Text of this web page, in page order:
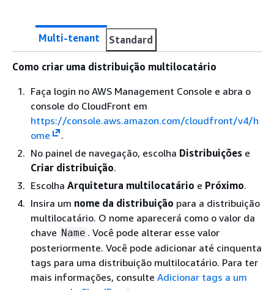
Multi-tenant Standard
Como criar uma distribuição multilocatário
Faça login no AWS Management Console e abra o
console do CloudFront em
https://console.aws.amazon.com/cloudfront/v4/h
ome
.
No painel de navegação, escolha Distribuições e
Criar distribuição.
Escolha Arquitetura multilocatário e Próximo.
Insira um nome da distribuição para a distribuição
multilocatário. O nome aparecerá como o valor da
chave Name . Você pode alterar esse valor
posteriormente. Você pode adicionar até cinquenta
tags para uma distribuição multilocatário. Para ter
mais informações, consulte Adicionar tags a um